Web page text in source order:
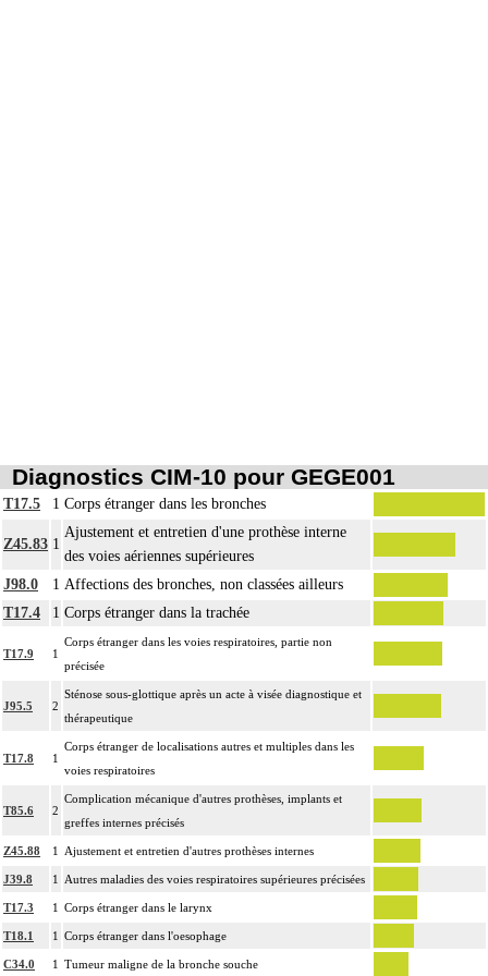
Diagnostics CIM-10 pour GEGE001
T17.5 1 Corps étranger dans les bronches
Z45.83 1
Ajustement et entretien d'une prothèse interne
des voies aériennes supérieures
J98.0
1 Affections des bronches, non classées ailleurs
T17.4
1 Corps étranger dans la trachée
T17.9 1
Corps étranger dans les voies respiratoires, partie non
précisée
J95.5 2
Sténose sous-glottique après un acte à visée diagnostique et
thérapeutique
T17.8 1
Corps étranger de localisations autres et multiples dans les
voies respiratoires
T85.6 2
Complication mécanique d'autres prothèses, implants et
greffes internes précisés
Z45.88 1 Ajustement et entretien d'autres prothèses internes
J39.8 1 Autres maladies des voies respiratoires supérieures précisées
T17.3 1 Corps étranger dans le larynx
T18.1 1 Corps étranger dans l'oesophage
C34.0 1 Tumeur maligne de la bronche souche